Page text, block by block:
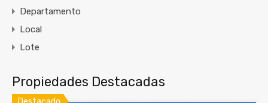
Departamento
Local
Lote
Propiedades Destacadas